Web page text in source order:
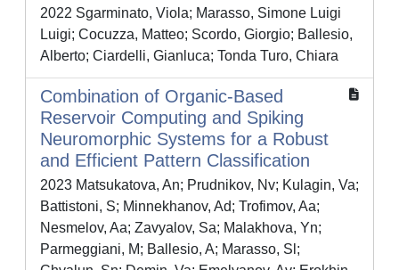
2022 Sgarminato, Viola; Marasso, Simone Luigi
Luigi; Cocuzza, Matteo; Scordo, Giorgio; Ballesio,
Alberto; Ciardelli, Gianluca; Tonda Turo, Chiara
Combination of Organic-Based
Reservoir Computing and Spiking
Neuromorphic Systems for a Robust
and Efficient Pattern Classification
2023 Matsukatova, An; Prudnikov, Nv; Kulagin, Va;
Battistoni, S; Minnekhanov, Ad; Trofimov, Aa;
Nesmelov, Aa; Zavyalov, Sa; Malakhova, Yn;
Parmeggiani, M; Ballesio, A; Marasso, Sl;